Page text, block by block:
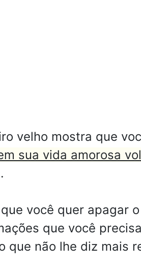
velho mostra que
sua vida amorosa
você quer apagar
que você
que não lhe diz mais